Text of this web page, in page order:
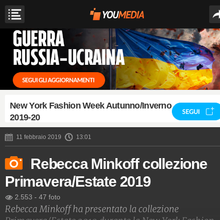
New York Fashion Week Autunno/Inverno
2019-20
SEGUI
11 febbraio 2019 13:01
Rebecca Minkoff collezione
Primavera/Estate 2019
2.553 - 47 foto
Rebecca Minkoff ha presentato la collezione